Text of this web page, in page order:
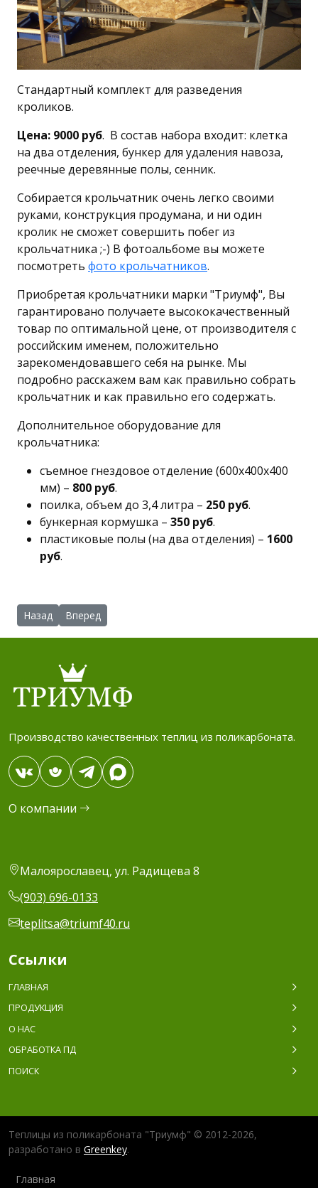
Стандартный комплект для разведения
кроликов.
Цена: 9000 руб. В состав набора входит: клетка
на два отделения, бункер для удаления навоза,
реечные деревянные полы, сенник.
Собирается крольчатник очень легко своими
руками, конструкция продумана, и ни один
кролик не сможет совершить побег из
крольчатника ;-) В фотоальбоме вы можете
посмотреть фото крольчатников.
Приобретая крольчатники марки "Триумф", Вы
гарантировано получаете высококачественный
товар по оптимальной цене, от производителя с
российским именем, положительно
зарекомендовавшего себя на рынке. Мы
подробно расскажем вам как правильно собрать
крольчатник и как правильно его содержать.
Дополнительное оборудование для
крольчатника:
съемное гнездовое отделение (600х400х400
мм) – 800 руб.
поилка, объем до 3,4 литра – 250 руб.
бункерная кормушка – 350 руб.
пластиковые полы (на два отделения) – 1600
руб.
Предыдущий: Садовые (дачные) душевые кабины "Триумф"
Назад Следующий: Навес для защиты машины "Триумф-4"
Вперед
Производство качественных теплиц из поликарбоната.
О компании
Малоярославец, ул. Радищева 8
(903) 696-0133
teplitsa@triumf40.ru
Ссылки
ГЛАВНАЯ
ПРОДУКЦИЯ
О НАС
ОБРАБОТКА ПД
ПОИСК
Теплицы из поликарбоната "Триумф" © 2012-2026,
разработано в Greenkey.
Главная